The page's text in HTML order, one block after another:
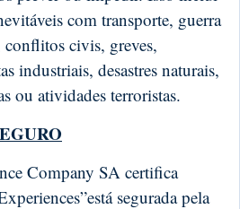
​​com transporte, guerra
conflitos civis, greves,
industriais, desastres naturais,
ou atividades terroristas.
Company SA certifica
está segurada pela